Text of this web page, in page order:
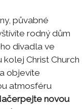
půvabné
rodný dům
divadla ve
Christ Church
objevíte
atmosféru
novou